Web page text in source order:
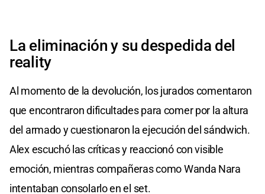
La eliminación y su despedida del
reality
Al momento de la devolución, los jurados comentaron
que encontraron dificultades para comer por la altura
del armado y cuestionaron la ejecución del sándwich.
Alex escuchó las críticas y reaccionó con visible
emoción, mientras compañeras como Wanda Nara
intentaban consolarlo en el set.